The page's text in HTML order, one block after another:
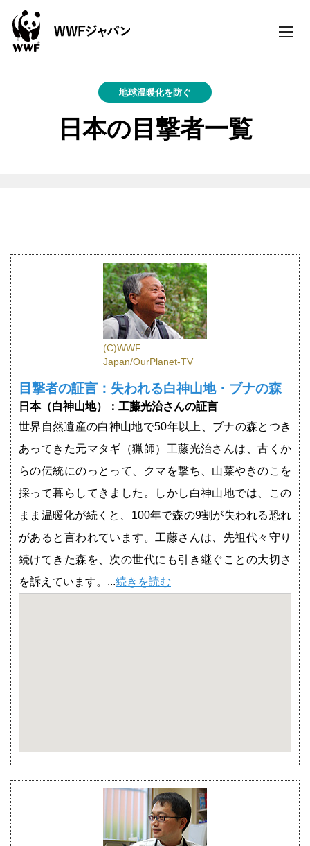
toggle
地球温暖化を防ぐ
日本の目撃者一覧
(C)WWF
Japan/OurPlanet-TV
目撃者の証言：失われる白神山地・ブナの森
日本（白神山地）：工藤光治さんの証言
世界自然遺産の白神山地で50年以上、ブナの森とつき
あってきた元マタギ（猟師）工藤光治さんは、古くか
らの伝統にのっとって、クマを撃ち、山菜やきのこを
採って暮らしてきました。しかし白神山地では、この
まま温暖化が続くと、100年で森の9割が失われる恐れ
があると言われています。工藤さんは、先祖代々守り
続けてきた森を、次の世代にも引き継ぐことの大切さ
を訴えています。...続きを読む